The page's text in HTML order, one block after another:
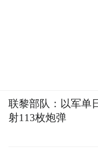
联黎部队：以军单
射113枚炮弹